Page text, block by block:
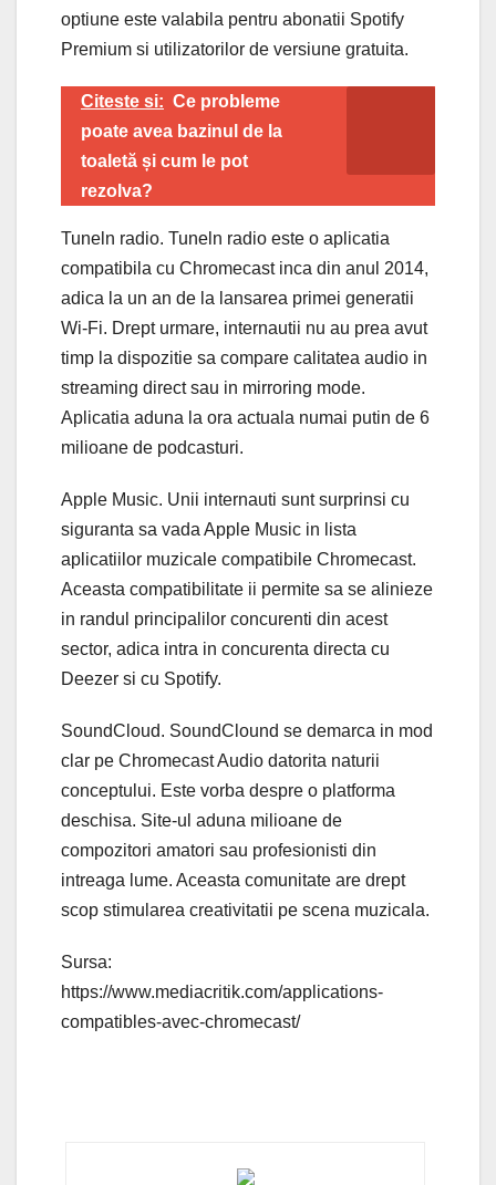
optiune este valabila pentru abonatii Spotify
Premium si utilizatorilor de versiune gratuita.
Citeste si: Ce probleme
poate avea bazinul de la
toaletă și cum le pot
rezolva?
Tuneln radio. Tuneln radio este o aplicatia
compatibila cu Chromecast inca din anul 2014,
adica la un an de la lansarea primei generatii
Wi-Fi. Drept urmare, internautii nu au prea avut
timp la dispozitie sa compare calitatea audio in
streaming direct sau in mirroring mode.
Aplicatia aduna la ora actuala numai putin de 6
milioane de podcasturi.
Apple Music. Unii internauti sunt surprinsi cu
siguranta sa vada Apple Music in lista
aplicatiilor muzicale compatibile Chromecast.
Aceasta compatibilitate ii permite sa se alinieze
in randul principalilor concurenti din acest
sector, adica intra in concurenta directa cu
Deezer si cu Spotify.
SoundCloud. SoundClound se demarca in mod
clar pe Chromecast Audio datorita naturii
conceptului. Este vorba despre o platforma
deschisa. Site-ul aduna milioane de
compozitori amatori sau profesionisti din
intreaga lume. Aceasta comunitate are drept
scop stimularea creativitatii pe scena muzicala.
Sursa:
https://www.mediacritik.com/applications-
compatibles-avec-chromecast/